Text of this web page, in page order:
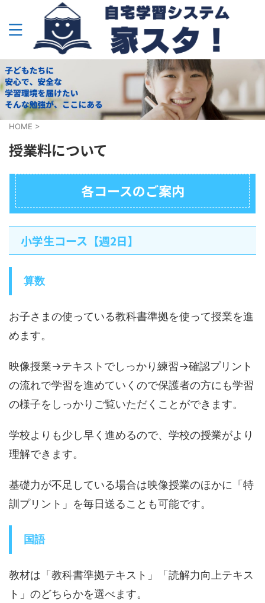
HOME >
授業料について
各コースのご案内
小学生コース【週2日】
算数
お子さまの使っている教科書準拠を使って授業を進
めます。
映像授業→テキストでしっかり練習→確認プリント
の流れで学習を進めていくので保護者の方にも学習
の様子をしっかりご覧いただくことができます。
学校よりも少し早く進めるので、学校の授業がより
理解できます。
基礎力が不足している場合は映像授業のほかに「特
訓プリント」を毎日送ることも可能です。
国語
教材は「教科書準拠テキスト」「読解力向上テキス
ト」のどちらかを選べます。